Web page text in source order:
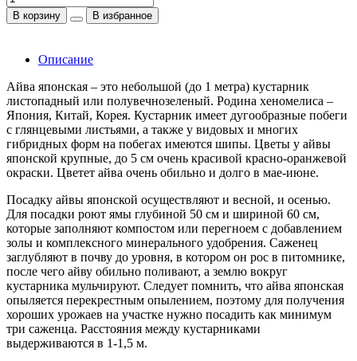
В корзину В избранное
Описание
Айва японская – это небольшой (до 1 метра) кустарник
листопадный или полувечнозеленый. Родина хеномелиса –
Япония, Китай, Корея. Кустарник имеет дугообразные побеги
с глянцевыми листьями, а также у видовых и многих
гибридных форм на побегах имеются шипы. Цветы у айвы
японской крупные, до 5 см очень красивой красно-оранжевой
окраски. Цветет айва очень обильно и долго в мае-июне.
Посадку айвы японской осуществляют и весной, и осенью.
Для посадки роют ямы глубиной 50 см и шириной 60 см,
которые заполняют компостом или перегноем с добавлением
золы и комплексного минерального удобрения. Саженец
заглубляют в почву до уровня, в котором он рос в питомнике,
после чего айву обильно поливают, а землю вокруг
кустарника мульчируют. Следует помнить, что айва японская
опыляется перекрестным опылением, поэтому для получения
хороших урожаев на участке нужно посадить как минимум
три саженца. Расстояния между кустарниками
выдерживаются в 1-1,5 м.